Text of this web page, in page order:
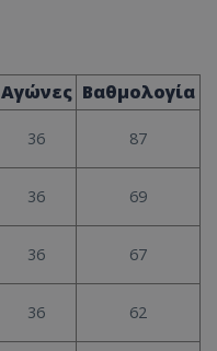
Αγώνες Βαθμολογία
36 87
36 69
36 67
36 62